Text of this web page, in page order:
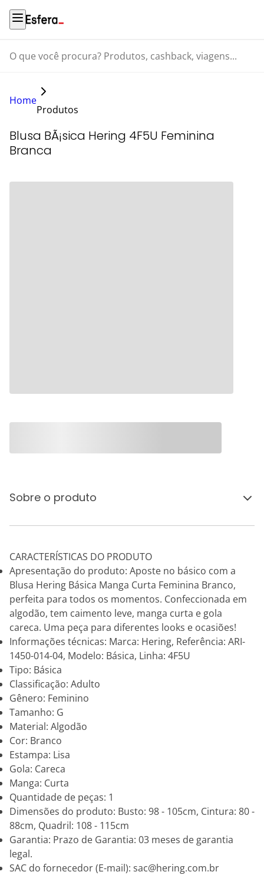
O que você procura? Produtos, cashback, viagens...
Home
Produtos
Blusa BÃ¡sica Hering 4F5U Feminina
Branca
Sobre o produto
CARACTERÍSTICAS DO PRODUTO
Apresentação do produto: Aposte no básico com a
Blusa Hering Básica Manga Curta Feminina Branco,
perfeita para todos os momentos. Confeccionada em
algodão, tem caimento leve, manga curta e gola
careca. Uma peça para diferentes looks e ocasiões!
Informações técnicas: Marca: Hering, Referência: ARI-
1450-014-04, Modelo: Básica, Linha: 4F5U
Tipo: Básica
Classificação: Adulto
Gênero: Feminino
Tamanho: G
Material: Algodão
Cor: Branco
Estampa: Lisa
Gola: Careca
Manga: Curta
Quantidade de peças: 1
Dimensões do produto: Busto: 98 - 105cm, Cintura: 80 -
88cm, Quadril: 108 - 115cm
Garantia: Prazo de Garantia: 03 meses de garantia
legal.
SAC do fornecedor (E-mail): sac@hering.com.br